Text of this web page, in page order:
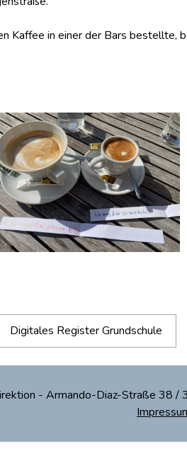
Kaffee in einer der Bars bestellte,
Digitales Register Grundschule
- Armando-Diaz-Straße